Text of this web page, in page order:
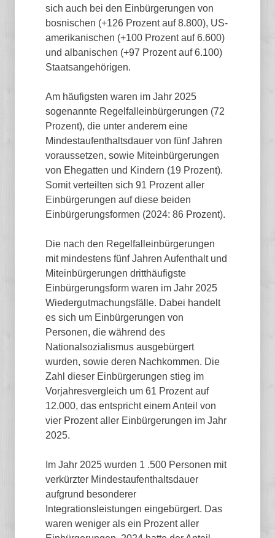
sich auch bei den Einbürgerungen von
bosnischen (+126 Prozent auf 8.800), US-
amerikanischen (+100 Prozent auf 6.600)
und albanischen (+97 Prozent auf 6.100)
Staatsangehörigen.
Am häufigsten waren im Jahr 2025
sogenannte Regelfalleinbürgerungen (72
Prozent), die unter anderem eine
Mindestaufenthaltsdauer von fünf Jahren
voraussetzen, sowie Miteinbürgerungen
von Ehegatten und Kindern (19 Prozent).
Somit verteilten sich 91 Prozent aller
Einbürgerungen auf diese beiden
Einbürgerungsformen (2024: 86 Prozent).
Die nach den Regelfalleinbürgerungen
mit mindestens fünf Jahren Aufenthalt und
Miteinbürgerungen dritthäufigste
Einbürgerungsform waren im Jahr 2025
Wiedergutmachungsfälle. Dabei handelt
es sich um Einbürgerungen von
Personen, die während des
Nationalsozialismus ausgebürgert
wurden, sowie deren Nachkommen. Die
Zahl dieser Einbürgerungen stieg im
Vorjahresvergleich um 61 Prozent auf
12.000, das entspricht einem Anteil von
vier Prozent aller Einbürgerungen im Jahr
2025.
Im Jahr 2025 wurden 1 .500 Personen mit
verkürzter Mindestaufenthaltsdauer
aufgrund besonderer
Integrationsleistungen eingebürgert. Das
waren weniger als ein Prozent aller